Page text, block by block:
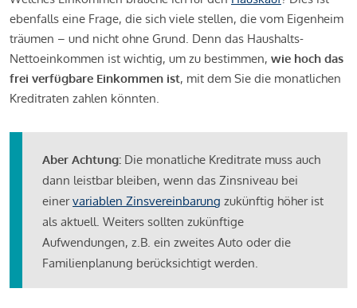
ebenfalls eine Frage, die sich viele stellen, die vom Eigenheim
träumen – und nicht ohne Grund. Denn das Haushalts-
Nettoeinkommen ist wichtig, um zu bestimmen, wie hoch das
frei verfügbare Einkommen ist, mit dem Sie die monatlichen
Kreditraten zahlen könnten.
Aber Achtung: Die monatliche Kreditrate muss auch
dann leistbar bleiben, wenn das Zinsniveau bei
einervariablen Zinsvereinbarung zukünftig höher ist
als aktuell. Weiters sollten zukünftige
Aufwendungen, z.B. ein zweites Auto oder die
Familienplanung berücksichtigt werden.